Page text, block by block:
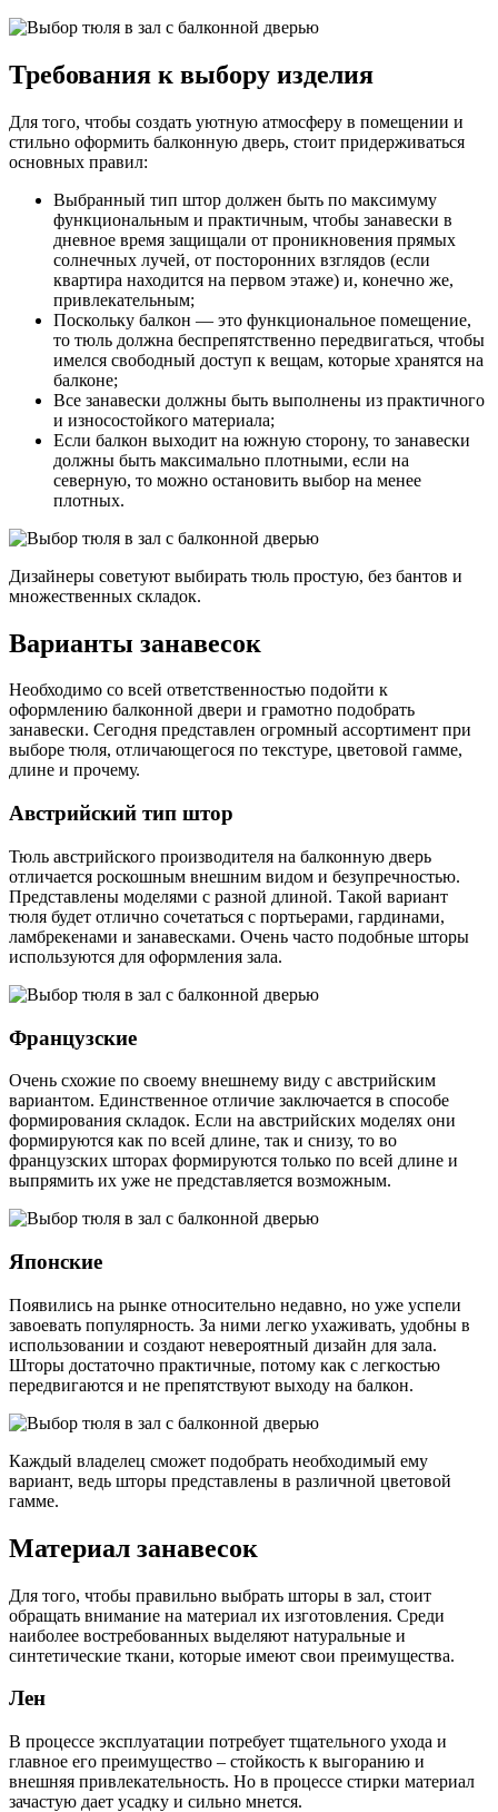
Требования к выбору изделия
Для того, чтобы создать уютную атмосферу в помещении и
стильно оформить балконную дверь, стоит придерживаться
основных правил:
Выбранный тип штор должен быть по максимуму
функциональным и практичным, чтобы занавески в
дневное время защищали от проникновения прямых
солнечных лучей, от посторонних взглядов (если
квартира находится на первом этаже) и, конечно же,
привлекательным;
Поскольку балкон — это функциональное помещение,
то тюль должна беспрепятственно передвигаться, чтобы
имелся свободный доступ к вещам, которые хранятся на
балконе;
Все занавески должны быть выполнены из практичного
и износостойкого материала;
Если балкон выходит на южную сторону, то занавески
должны быть максимально плотными, если на
северную, то можно остановить выбор на менее
плотных.
Дизайнеры советуют выбирать тюль простую, без бантов и
множественных складок.
Варианты занавесок
Необходимо со всей ответственностью подойти к
оформлению балконной двери и грамотно подобрать
занавески. Сегодня представлен огромный ассортимент при
выборе тюля, отличающегося по текстуре, цветовой гамме,
длине и прочему.
Австрийский тип штор
Тюль австрийского производителя на балконную дверь
отличается роскошным внешним видом и безупречностью.
Представлены моделями с разной длиной. Такой вариант
тюля будет отлично сочетаться с портьерами, гардинами,
ламбрекенами и занавесками. Очень часто подобные шторы
используются для оформления зала.
Французские
Очень схожие по своему внешнему виду с австрийским
вариантом. Единственное отличие заключается в способе
формирования складок. Если на австрийских моделях они
формируются как по всей длине, так и снизу, то во
французских шторах формируются только по всей длине и
выпрямить их уже не представляется возможным.
Японские
Появились на рынке относительно недавно, но уже успели
завоевать популярность. За ними легко ухаживать, удобны в
использовании и создают невероятный дизайн для зала.
Шторы достаточно практичные, потому как с легкостью
передвигаются и не препятствуют выходу на балкон.
Каждый владелец сможет подобрать необходимый ему
вариант, ведь шторы представлены в различной цветовой
гамме.
Материал занавесок
Для того, чтобы правильно выбрать шторы в зал, стоит
обращать внимание на материал их изготовления. Среди
наиболее востребованных выделяют натуральные и
синтетические ткани, которые имеют свои преимущества.
Лен
В процессе эксплуатации потребует тщательного ухода и
главное его преимущество – стойкость к выгоранию и
внешняя привлекательность. Но в процессе стирки материал
зачастую дает усадку и сильно мнется.